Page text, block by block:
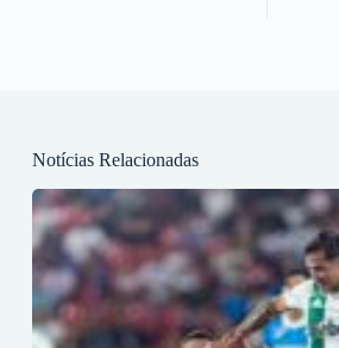
Notícias Relacionadas